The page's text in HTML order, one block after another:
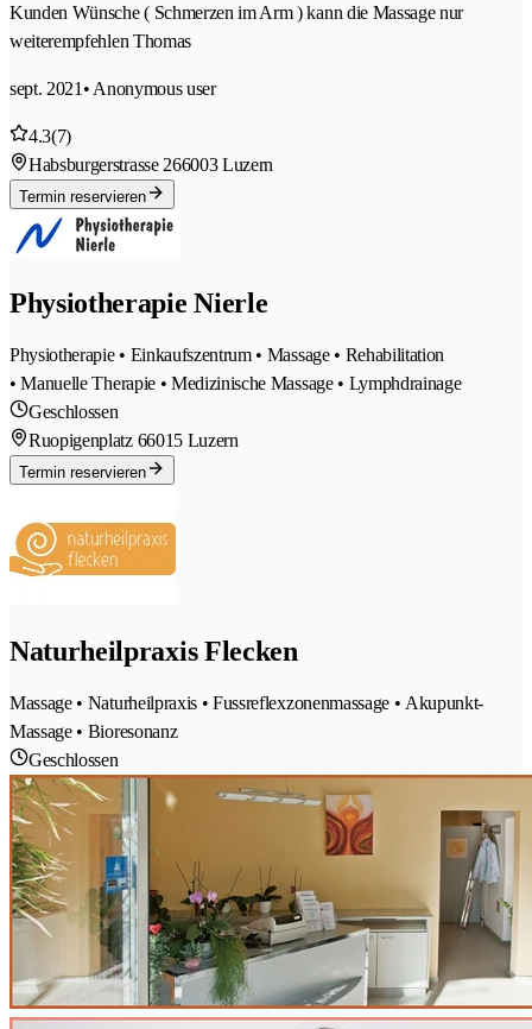
Kunden Wünsche ( Schmerzen im Arm ) kann die Massage nur
weiterempfehlen Thomas
sept. 2021 • Anonymous user
4.3(7)
Habsburgerstrasse 266003 Luzern
Termin reservieren
Physiotherapie Nierle
Physiotherapie • Einkaufszentrum • Massage • Rehabilitation
• Manuelle Therapie • Medizinische Massage • Lymphdrainage
Geschlossen
Ruopigenplatz 66015 Luzern
Termin reservieren
Naturheilpraxis Flecken
Massage • Naturheilpraxis • Fussreflexzonenmassage • Akupunkt-
Massage • Bioresonanz
Geschlossen